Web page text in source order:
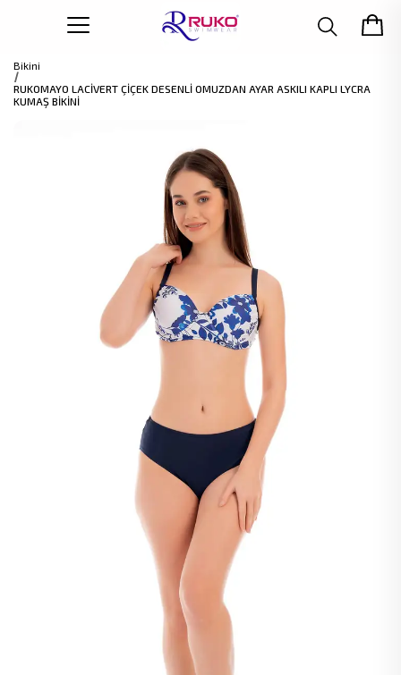
Bikini
RUKOMAYO LACİVERT ÇİÇEK DESENLİ OMUZDAN AYAR ASKILI KAPLI LYCRA
KUMAŞ BİKİNİ